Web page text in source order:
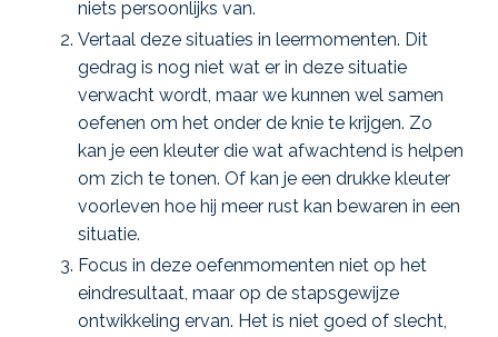
niets persoonlijks van.
Vertaal deze situaties in leermomenten. Dit
gedrag is nog niet wat er in deze situatie
verwacht wordt, maar we kunnen wel samen
oefenen om het onder de knie te krijgen. Zo
kan je een kleuter die wat afwachtend is helpen
om zich te tonen. Of kan je een drukke kleuter
voorleven hoe hij meer rust kan bewaren in een
situatie.
Focus in deze oefenmomenten niet op het
eindresultaat, maar op de stapsgewijze
ontwikkeling ervan. Het is niet goed of slecht,